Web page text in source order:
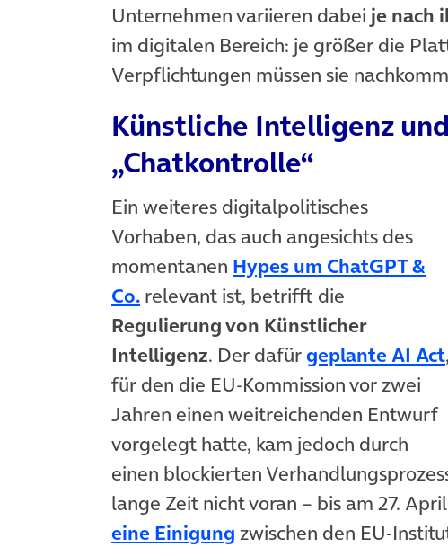
Unternehmen variieren dabei je nach
im digitalen Bereich: je größer die
Verpflichtungen müssen sie
Künstliche Intelligenz
„Chatkontrolle“
Ein weiteres digitalpolitisches
Vorhaben, das auch angesichts des
momentanen Hypes um ChatGPT &
Co.(öffnet in neuem Tab)
relevant ist, betrifft die
Regulierung von Künstlicher
Intelligenz. Der dafürgeplante AI Act,
für den die EU-Kommission vor zwei
Jahren einen weitreichenden Entwurf
vorgelegt hatte, kam jedoch durch
einen blockierten
lange Zeit nicht voran – bis am 27. April
eine Einigung (öffnet in neuem Tab)
zwischen den EU-